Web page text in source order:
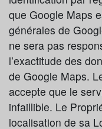
que Google Maps
générales de
ne sera pas
l’exactitude des
de Google Maps.
accepte que le
infaillible. Le
localisation de sa